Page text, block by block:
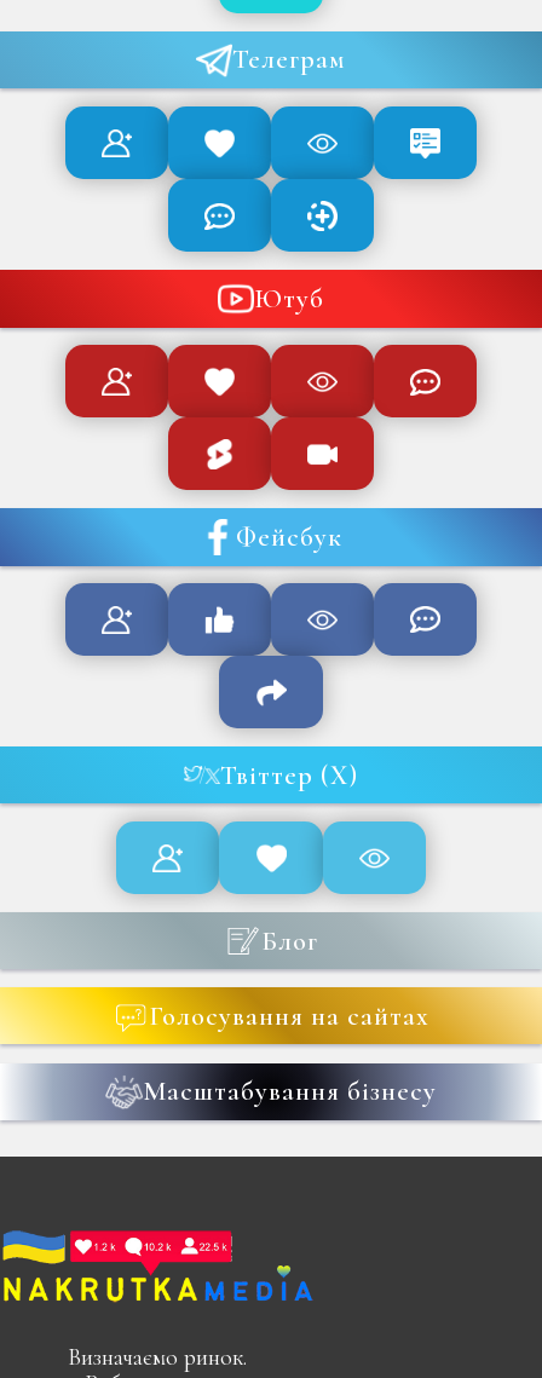
Телеграм
Ютуб
Фейсбук
Твіттер (X)
Блог
Голосування на сайтах
Масштабування бізнесу
Визначаємо ринок.